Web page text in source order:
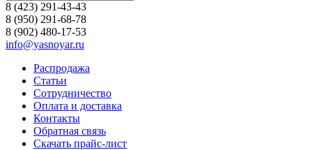
8 (423) 291-43-43
8 (950) 291-68-78
8 (902) 480-17-53
info@yasnoyar.ru
Распродажа
Статьи
Сотрудничество
Оплата и доставка
Контакты
Обратная связь
Скачать прайс-лист